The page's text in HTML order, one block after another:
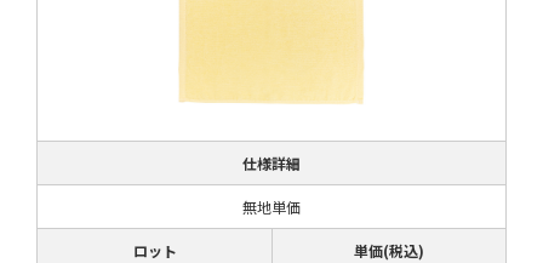
仕様詳細
無地単価
ロット 単価(税込)